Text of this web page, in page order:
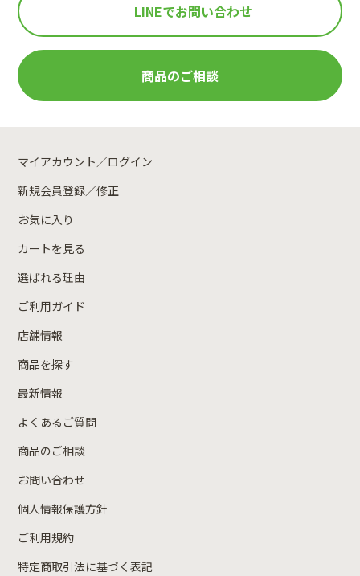
LINEでお問い合わせ
商品のご相談
マイアカウント／ログイン
新規会員登録／修正
お気に入り
カートを見る
選ばれる理由
ご利用ガイド
店舗情報
商品を探す
最新情報
よくあるご質問
商品のご相談
お問い合わせ
個人情報保護方針
ご利用規約
特定商取引法に基づく表記